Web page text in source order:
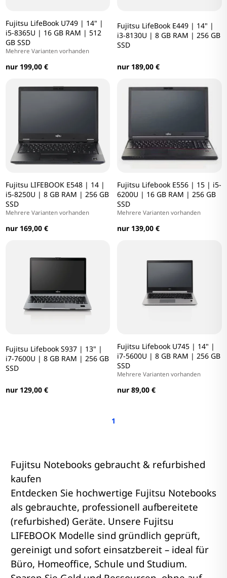
Fujitsu LifeBook U749 | 14" |
i5-8365U | 16 GB RAM | 512
GB SSD
Mehrere Varianten vorhanden
nur 199,00 €
Fujitsu LifeBook E449 | 14" |
i3-8130U | 8 GB RAM | 256 GB
SSD
nur 189,00 €
Fujitsu LIFEBOOK E548 | 14 |
i5-8250U | 8 GB RAM | 256 GB
SSD
Mehrere Varianten vorhanden
nur 169,00 €
Fujitsu Lifebook E556 | 15 | i5-
6200U | 16 GB RAM | 256 GB
SSD
Mehrere Varianten vorhanden
nur 139,00 €
Fujitsu Lifebook S937 | 13" |
i7-7600U | 8 GB RAM | 256 GB
SSD
nur 129,00 €
Fujitsu Lifebook U745 | 14" |
i7-5600U | 8 GB RAM | 256 GB
SSD
Mehrere Varianten vorhanden
nur 89,00 €
1
Fujitsu Notebooks gebraucht & refurbished
kaufen
Entdecken Sie hochwertige Fujitsu Notebooks
als gebrauchte, professionell aufbereitete
(refurbished) Geräte. Unsere Fujitsu
LIFEBOOK Modelle sind gründlich geprüft,
gereinigt und sofort einsatzbereit – ideal für
Büro, Homeoffice, Schule und Studium.